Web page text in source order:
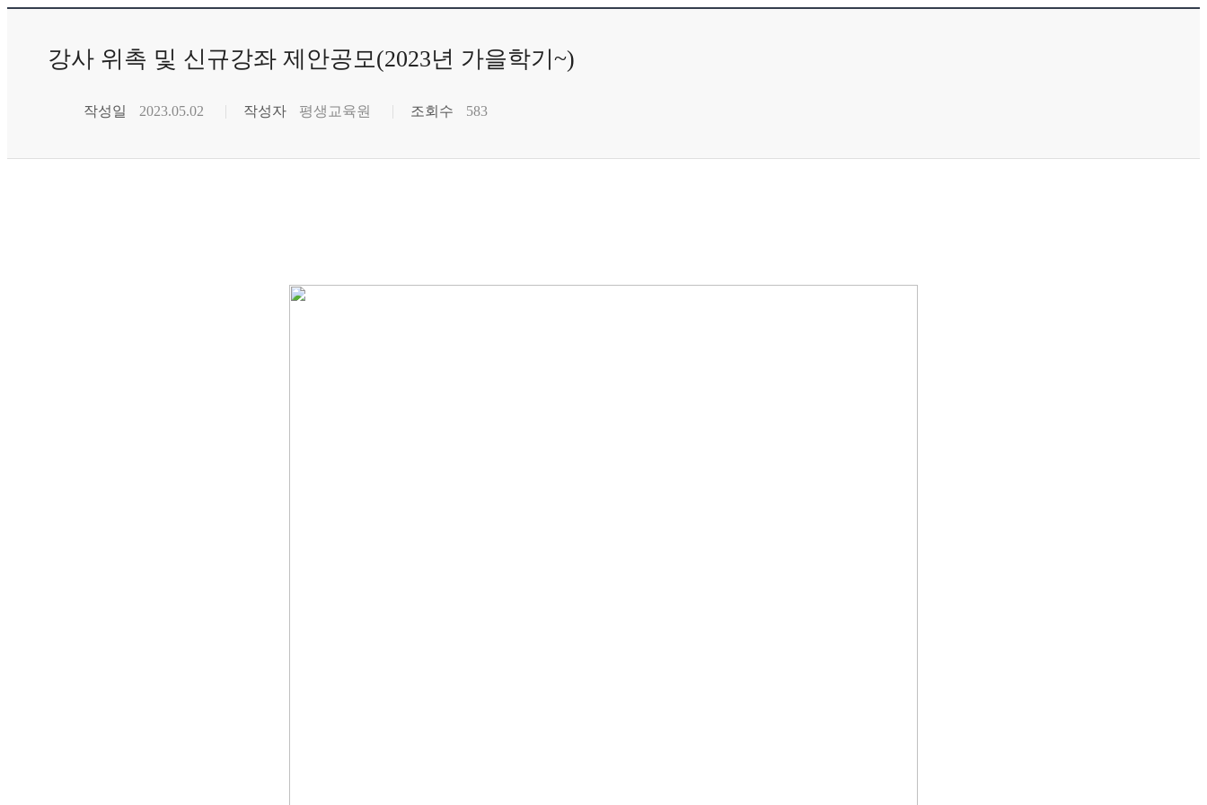
강사 위촉 및 신규강좌 제안공모(2023년 가을학기~)
작성일 2023.05.02 작성자 평생교육원 조회수 583